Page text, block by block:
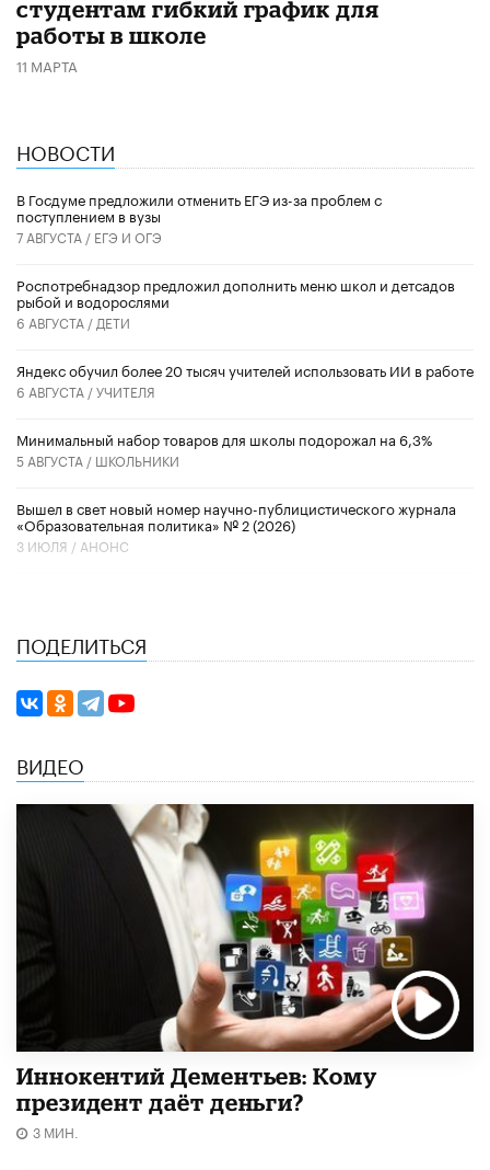
студентам гибкий график для
работы в школе
11 МАРТА
НОВОСТИ
В Госдуме предложили отменить ЕГЭ из-за проблем с
поступлением в вузы
7 АВГУСТА / ЕГЭ И ОГЭ
Роспотребнадзор предложил дополнить меню школ и детсадов
рыбой и водорослями
6 АВГУСТА / ДЕТИ
​Яндекс обучил более 20 тысяч учителей использовать ИИ в работе
6 АВГУСТА /УЧИТЕЛЯ
Минимальный набор товаров для школы подорожал на 6,3%
5 АВГУСТА / ШКОЛЬНИКИ
Вышел в свет новый номер научно-публицистического журнала
«Образовательная политика» № 2 (2026)
3 ИЮЛЯ / АНОНС
ПОДЕЛИТЬСЯ
ВИДЕО
Иннокентий Дементьев: Кому
президент даёт деньги?
3 МИН.